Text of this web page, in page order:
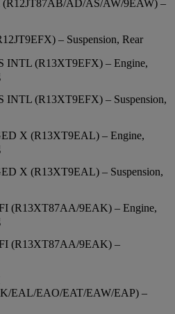
(R12JT87AB/AD/AS/AW/9EAW) –
– Suspension, Rear
INTL (R13XT9EFX) – Engine,
INTL (R13XT9EFX) – Suspension,
X (R13XT9EAL) – Engine,
X (R13XT9EAL) – Suspension,
(R13XT87AA/9EAK) – Engine,
(R13XT87AA/9EAK) –
EAL/EAO/EAT/EAW/EAP) –